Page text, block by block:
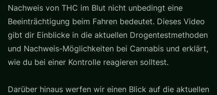
Nachweis von THC im Blut nicht unbedingt eine
Beeinträchtigung beim Fahren bedeutet. Dieses Video
gibt dir Einblicke in die aktuellen Drogentestmethoden
und Nachweis-Möglichkeiten bei Cannabis und erklärt,
wie du bei einer Kontrolle reagieren solltest.
Darüber hinaus werfen wir einen Blick auf die aktuellen